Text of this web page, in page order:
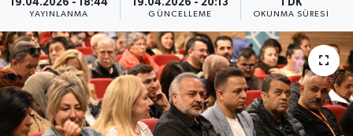
19.04.2026 - 18:44
YAYINLANMA
19.04.2026 - 20:13
GÜNCELLEME
1 DK
OKUNMA SÜRESI